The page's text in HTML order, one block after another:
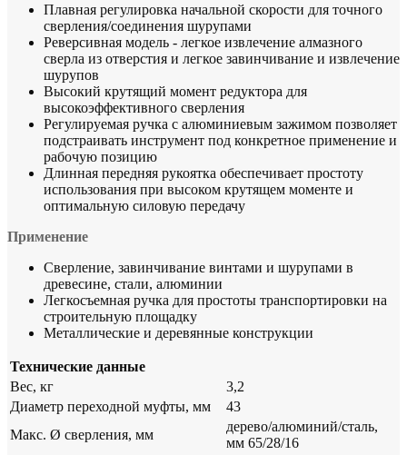
Плавная регулировка начальной скорости для точного
сверления/соединения шурупами
Реверсивная модель - легкое извлечение алмазного
сверла из отверстия и легкое завинчивание и извлечение
шурупов
Высокий крутящий момент редуктора для
высокоэффективного сверления
Регулируемая ручка с алюминиевым зажимом позволяет
подстраивать инструмент под конкретное применение и
рабочую позицию
Длинная передняя рукоятка обеспечивает простоту
использования при высоком крутящем моменте и
оптимальную силовую передачу
Применение
Сверление, завинчивание винтами и шурупами в
древесине, стали, алюминии
Легкосъемная ручка для простоты транспортировки на
строительную площадку
Металлические и деревянные конструкции
Технические данные
Вес, кг
3,2
Диаметр переходной муфты, мм
43
Макс. Ø сверления, мм
дерево/алюминий/сталь,
мм 65/28/16